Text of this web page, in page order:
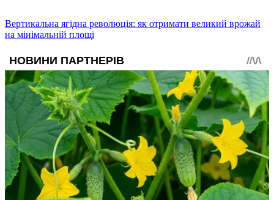
Вертикальна ягідна революція: як отримати великий врожай
на мінімальній площі